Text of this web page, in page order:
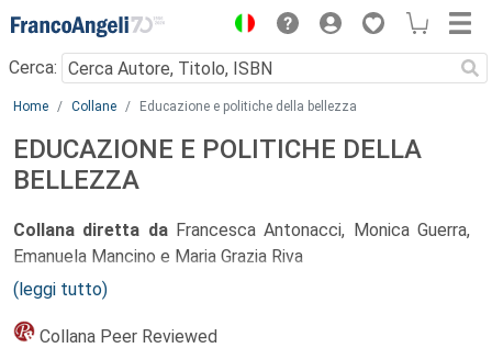
Menu
Cerca:
Main content
Home Collane Educazione e politiche della bellezza
EDUCAZIONE E POLITICHE DELLA
BELLEZZA
Collana diretta daFrancesca Antonacci, Monica Guerra,
Emanuela Mancino e Maria Grazia Riva
Jurij Alschitz,European Association for Theatre Culture,
(leggi tutto)
Collana Peer Reviewed